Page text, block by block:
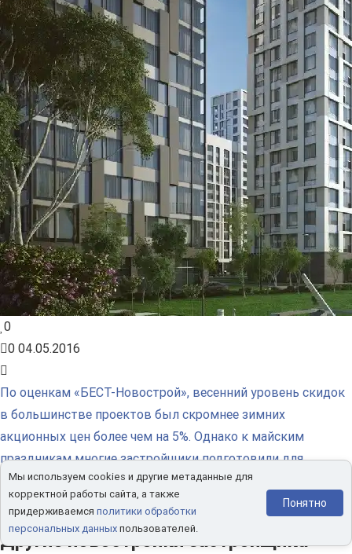
0
0 04.05.2016
По оценкам «БЕСТ-Новострой», весенний уровень скидок
в большинстве проектов был скромнее зимних
акционных цен более чем на 5%. Однако к майским
праздникам многие застройщики подготовили для
покупателей весьма интересные...читать полностью
Другие новостройки застройщика
Мы используем cookies и другие метаданные для
корректной работы сайта, а также
придерживаемся политики обработки
персональных данных пользователей.
Понятно